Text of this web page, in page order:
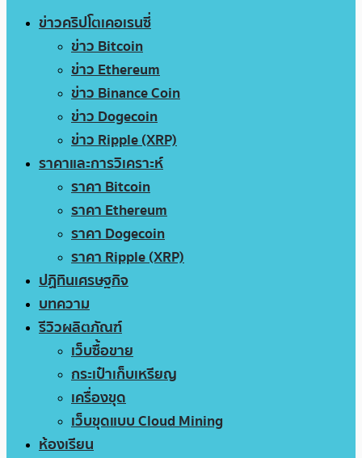
ข่าวคริปโตเคอเรนซี่
ข่าว Bitcoin
ข่าว Ethereum
ข่าว Binance Coin
ข่าว Dogecoin
ข่าว Ripple (XRP)
ราคาและการวิเคราะห์
ราคา Bitcoin
ราคา Ethereum
ราคา Dogecoin
ราคา Ripple (XRP)
ปฏิทินเศรษฐกิจ
บทความ
รีวิวผลิตภัณฑ์
เว็บซื้อขาย
กระเป๋าเก็บเหรียญ
เครื่องขุด
เว็บขุดแบบ Cloud Mining
ห้องเรียน